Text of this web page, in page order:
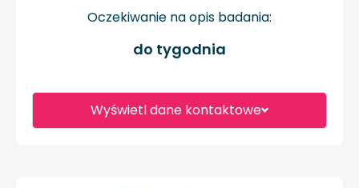
Wyświetl dane kontaktowe
Oczekiwanie na opis badania:
do tygodnia